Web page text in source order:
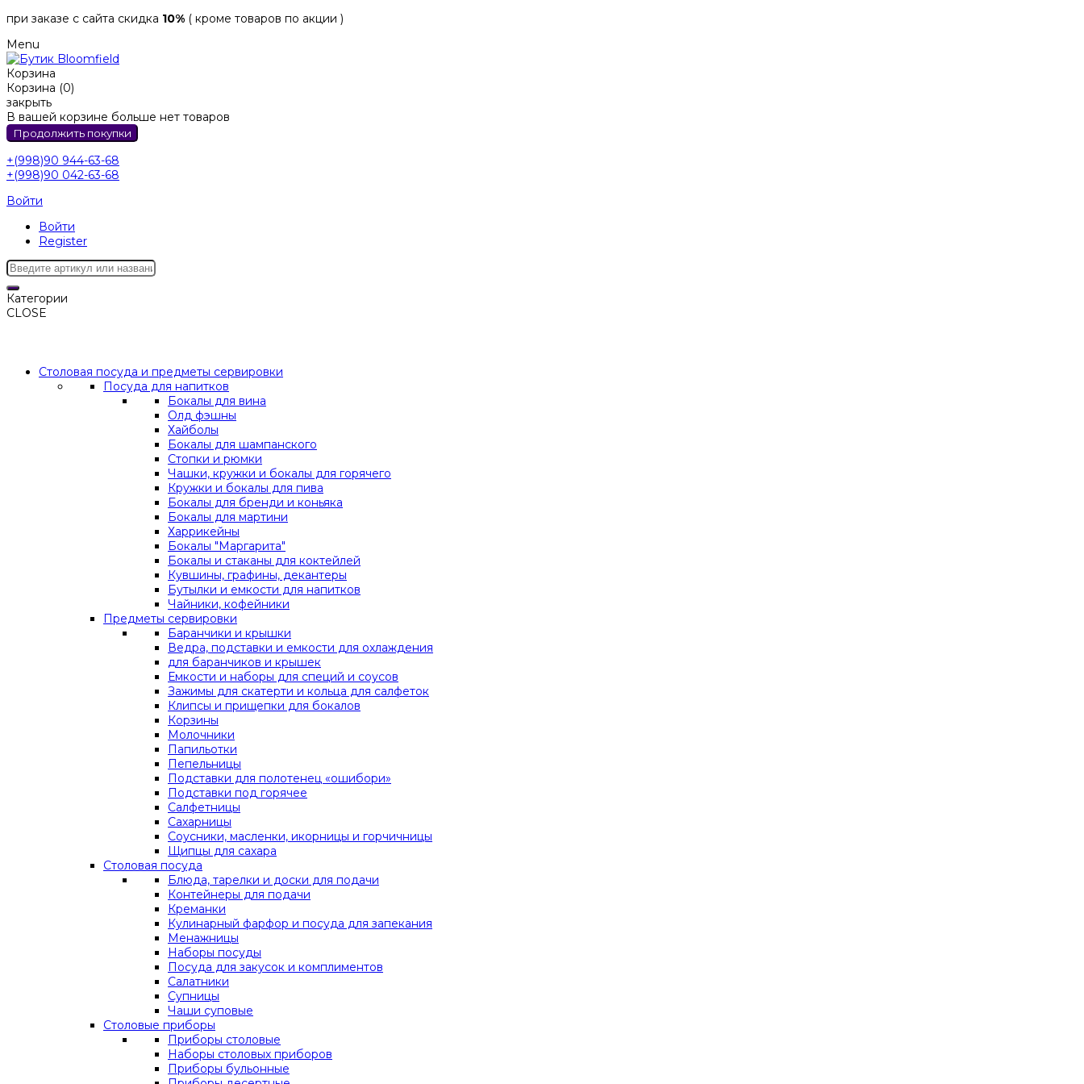
при заказе с сайта скидка 10% ( кроме товаров по акции )
Menu
Корзина
Корзина (0)
закрыть
В вашей корзине больше нет товаров
Продолжить покупки
+(998)90 944-63-68
+(998)90 042-63-68
Войти
Войти
Register
Категории
CLOSE
Столовая посуда и предметы сервировки
Посуда для напитков
Бокалы для вина
Олд фэшны
Хайболы
Бокалы для шампанского
Стопки и рюмки
Чашки, кружки и бокалы для горячего
Кружки и бокалы для пива
Бокалы для бренди и коньяка
Бокалы для мартини
Харрикейны
Бокалы "Маргарита"
Бокалы и стаканы для коктейлей
Кувшины, графины, декантеры
Бутылки и емкости для напитков
Чайники, кофейники
Предметы сервировки
Баранчики и крышки
Ведра, подставки и емкости для охлаждения
для баранчиков и крышек
Емкости и наборы для специй и соусов
Зажимы для скатерти и кольца для салфеток
Клипсы и прищепки для бокалов
Корзины
Молочники
Папильотки
Пепельницы
Подставки для полотенец «ошибори»
Подставки под горячее
Салфетницы
Сахарницы
Соусники, масленки, икорницы и горчичницы
Щипцы для сахара
Столовая посуда
Блюда, тарелки и доски для подачи
Контейнеры для подачи
Креманки
Кулинарный фарфор и посуда для запекания
Менажницы
Наборы посуды
Посуда для закусок и комплиментов
Салатники
Супницы
Чаши суповые
Столовые приборы
Приборы столовые
Наборы столовых приборов
Приборы бульонные